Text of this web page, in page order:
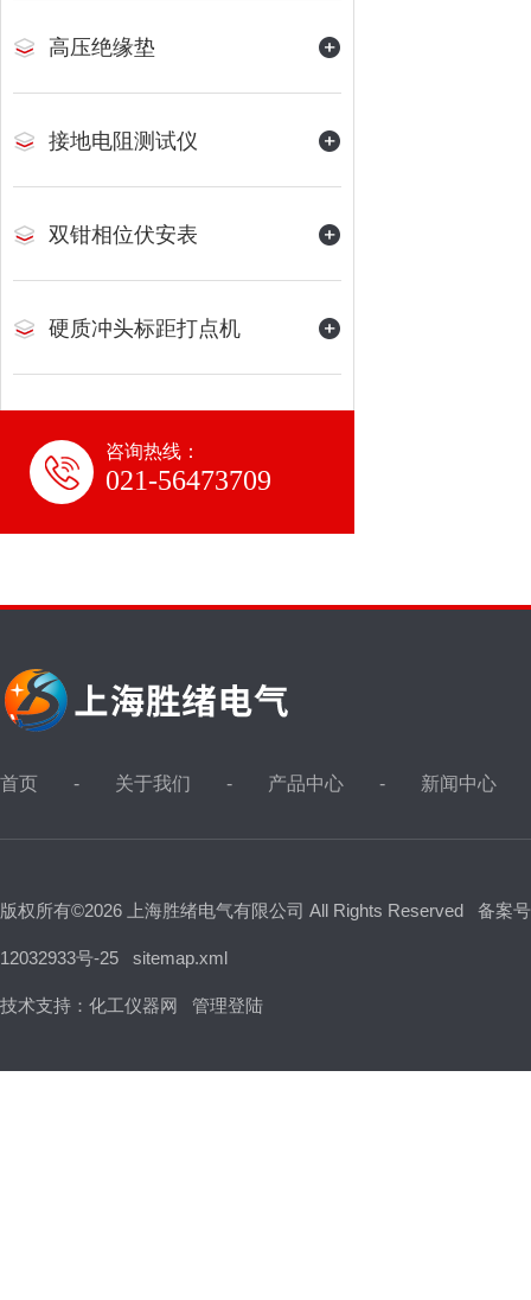
高压绝缘垫
接地电阻测试仪
双钳相位伏安表
硬质冲头标距打点机
咨询热线：
021-56473709
首页 关于我们 产品中心 新闻中心
版权所有©2026 上海胜绪电气有限公司 All Rights Reserved 备案
12032933号-25 sitemap.xml
技术支持： 化工仪器网 管理登陆